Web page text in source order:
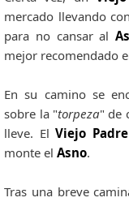
mercado llevando
para no cansar al
mejor recomendado
En su camino se
sobre la "torpeza" de
lleve. ElViejo
monte elAsno.
Tras una breve